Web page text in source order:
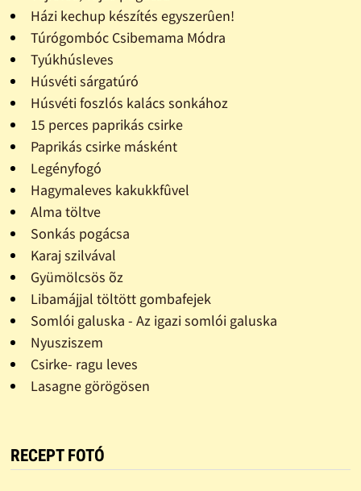
Házi kechup készítés egyszerûen!
Túrógombóc Csibemama Módra
Tyúkhúsleves
Húsvéti sárgatúró
Húsvéti foszlós kalács sonkához
15 perces paprikás csirke
Paprikás csirke másként
Legényfogó
Hagymaleves kakukkfûvel
Alma töltve
Sonkás pogácsa
Karaj szilvával
Gyümölcsös õz
Libamájjal töltött gombafejek
Somlói galuska - Az igazi somlói galuska
Nyusziszem
Csirke- ragu leves
Lasagne görögösen
RECEPT FOTÓ